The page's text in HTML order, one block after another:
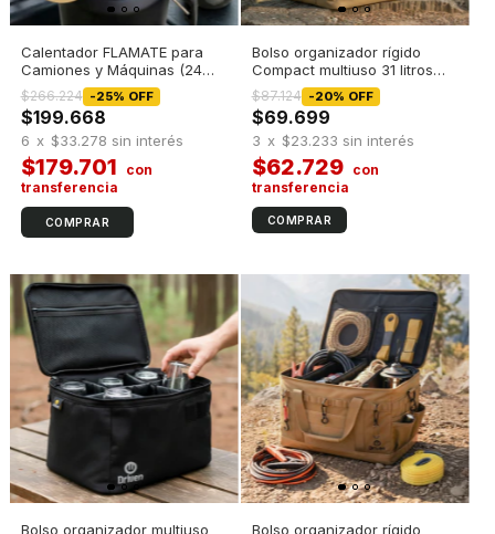
Calentador FLAMATE para
Camiones y Máquinas (24
Volts)
$199.668
-25% OFF
$266.224
$179.701
6 x $33.278 sin interés
COMPRAR
Bolso organizador rígido
Compact multiuso 31 litros
Caqui
$69.699
-20% OFF
$87.124
$62.729
3 x $23.233 sin interés
Bolso organizador multiuso Bolso organizador rígido